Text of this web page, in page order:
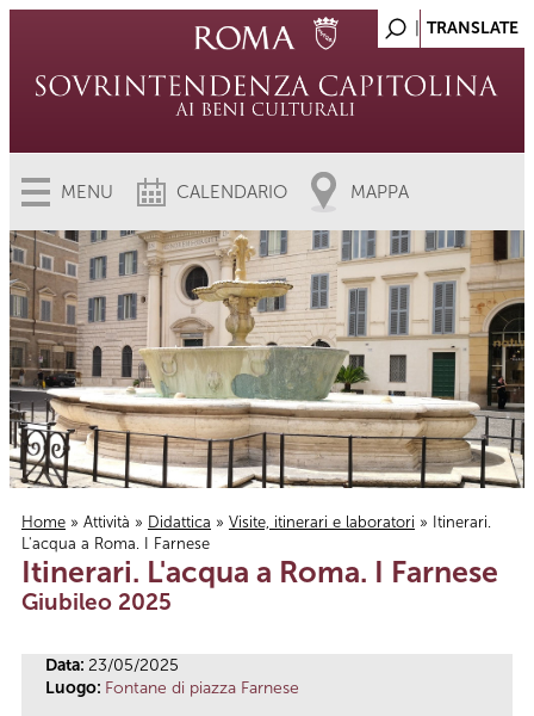
MENU CALENDARIO MAPPA
Tu sei qui
Home » Attività » Didattica » Visite, itinerari e laboratori » Itinerari.
L'acqua a Roma. I Farnese
Itinerari. L'acqua a Roma. I Farnese
Giubileo 2025
Data: 23/05/2025
Luogo: Fontane di piazza Farnese